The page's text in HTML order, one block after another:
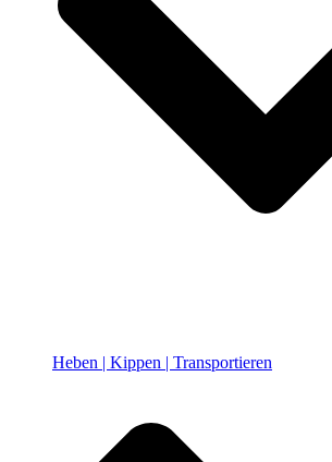
Heben | Kippen | Transportieren